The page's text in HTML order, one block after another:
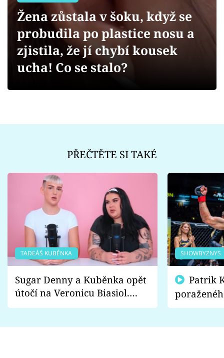
Videa
Sledujte prima+
Žena zůstala v šoku, když se
probudila po plastice nosu a
zjistila, že jí chybí kousek
ucha! Co se stalo?
PŘEČTĚTE SI TAKÉ
TADEÁŠ KUBĚNKA
Sugar Denny a Kuběnka opět
útočí na Veronicu Biasiol.
Proč je podle nich falešná a
SHOWBYZNYS
fanoušci